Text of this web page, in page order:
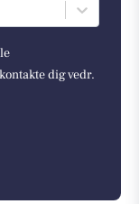
dig vedr.